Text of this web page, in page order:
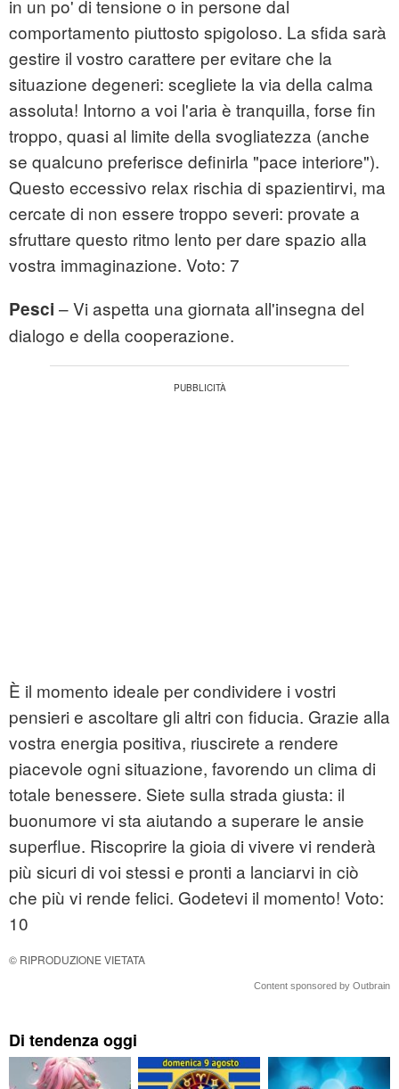
in un po' di tensione o in persone dal
comportamento piuttosto spigoloso. La sfida sarà
gestire il vostro carattere per evitare che la
situazione degeneri: scegliete la via della calma
assoluta! Intorno a voi l'aria è tranquilla, forse fin
troppo, quasi al limite della svogliatezza (anche
se qualcuno preferisce definirla "pace interiore").
Questo eccessivo relax rischia di spazientirvi, ma
cercate di non essere troppo severi: provate a
sfruttare questo ritmo lento per dare spazio alla
vostra immaginazione. Voto: 7
Pesci – Vi aspetta una giornata all'insegna del
dialogo e della cooperazione.
È il momento ideale per condividere i vostri
pensieri e ascoltare gli altri con fiducia. Grazie alla
vostra energia positiva, riuscirete a rendere
piacevole ogni situazione, favorendo un clima di
totale benessere. Siete sulla strada giusta: il
buonumore vi sta aiutando a superare le ansie
superflue. Riscoprire la gioia di vivere vi renderà
più sicuri di voi stessi e pronti a lanciarvi in ciò
che più vi rende felici. Godetevi il momento! Voto:
10
© RIPRODUZIONE VIETATA
Content sponsored by Outbrain
Di tendenza oggi